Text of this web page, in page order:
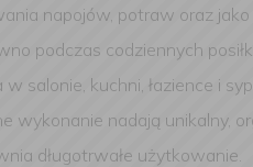
napojów, potraw oraz
podczas codziennych
salonie, kuchni, łazience i
wykonanie nadają unikalny,
długotrwałe użytkowanie.